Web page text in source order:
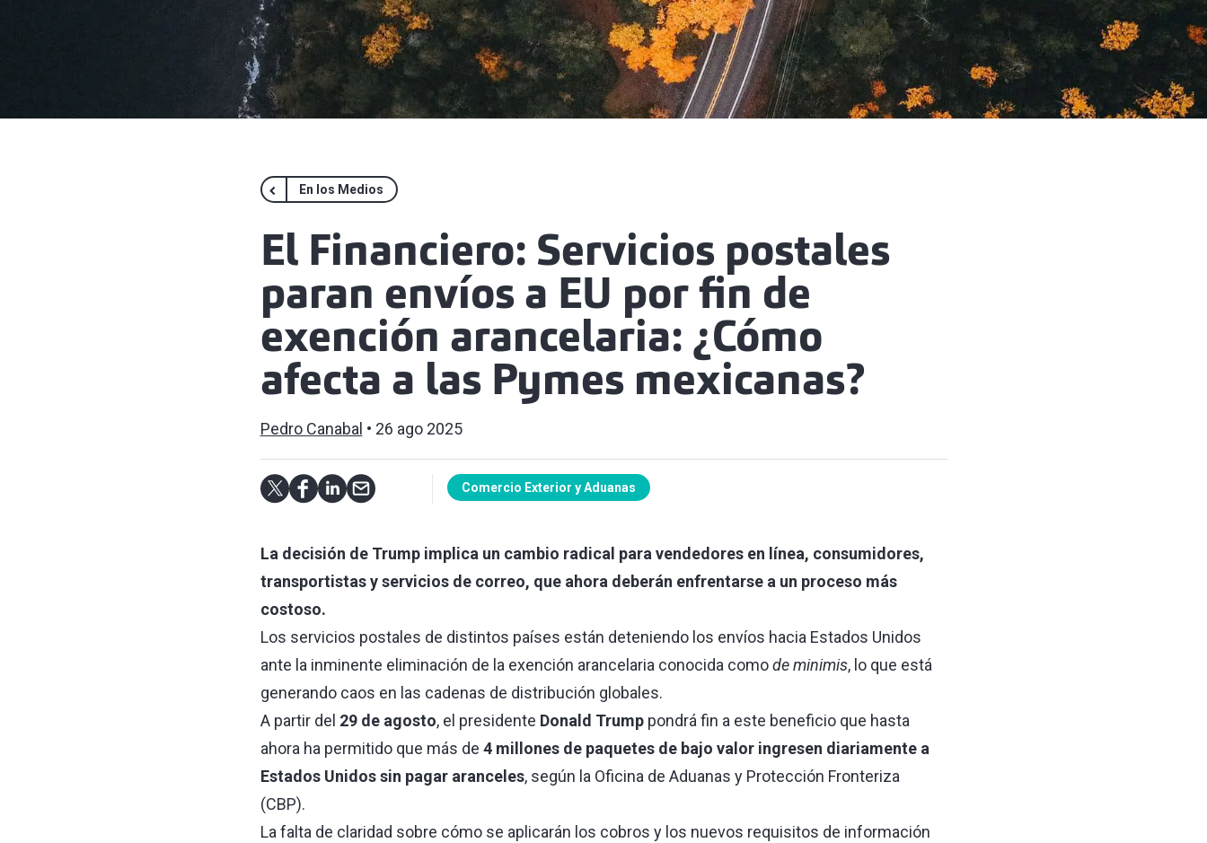
En los Medios
El Financiero: Servicios postales
paran envíos a EU por fin de
exención arancelaria: ¿Cómo
afecta a las Pymes mexicanas?
Pedro Canabal 26 ago 2025
Comercio Exterior y Aduanas
La decisión de Trump implica un cambio radical para vendedores en línea, consumidores,
transportistas y servicios de correo, que ahora deberán enfrentarse a un proceso más
costoso.
Los servicios postales de distintos países están deteniendo los envíos hacia Estados Unidos
ante la inminente eliminación de la exención arancelaria conocida comode minimis, lo que está
generando caos en las cadenas de distribución globales.
A partir del 29 de agosto, el presidente Donald Trumppondrá fin a este beneficio que hasta
ahora ha permitido que más de 4 millones de paquetes de bajo valor ingresen diariamente a
Estados Unidos sin pagar aranceles, según la Oficina de Aduanas y Protección Fronteriza
(CBP).
La falta de claridad sobre cómo se aplicarán los cobros y los nuevos requisitos de información